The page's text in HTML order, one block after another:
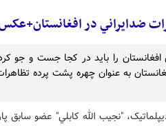
ضدايراني در
را بايد در کجا جست و جو
به عنوان چهره پشت پرده
"نجيب الله کابلي" عضو سابق